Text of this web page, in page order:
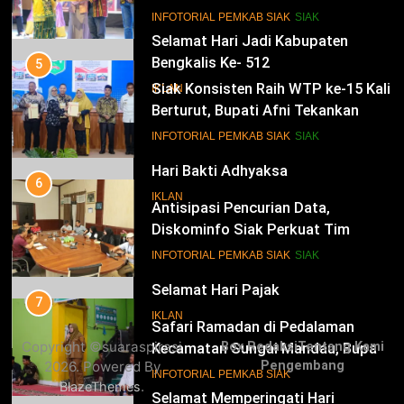
14
Selamat Hari Jadi Kabupaten
Bengkalis Ke- 512
IKLAN
15
Hari Bakti Adhyaksa
IKLAN
16
Selamat Hari Pajak
IKLAN
17
Selamat Memperingati Hari
Istana
INFOTORIAL PEMKAB SIAK SIAK
5
Siak Konsisten Raih WTP ke-15 Kali
Berturut, Bupati Afni Tekankan
Penguatan Tata Kelola Keuangan
INFOTORIAL PEMKAB SIAK SIAK
6
Antisipasi Pencurian Data,
Diskominfo Siak Perkuat Tim
Tanggap Insiden Siber Mendukung
INFOTORIAL PEMKAB SIAK SIAK
7
Safari Ramadan di Pedalaman
Kecamatan Sungai Mandau, Bupati
Siak Jemput Aspirasi Warga
INFOTORIAL PEMKAB SIAK
Copyright ©suaraspirasi
2026. Powered By
BlazeThemes.
Box RedaksiTentang Kami
Pengembang